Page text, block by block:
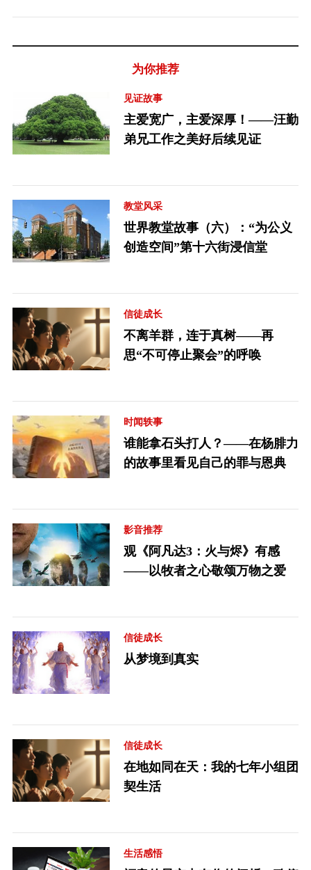
为你推荐
见证故事
主爱宽广，主爱深厚！——汪勤
弟兄工作之美好后续见证
教堂风采
世界教堂故事（六）：“为公义
创造空间”第十六街浸信堂
信徒成长
不离羊群，连于真树——再
思“不可停止聚会”的呼唤
时闻轶事
谁能拿石头打人？——在杨腓力
的故事里看见自己的罪与恩典
影音推荐
观《阿凡达3：火与烬》有感
——以牧者之心敬颂万物之爱
信徒成长
从梦境到真实
信徒成长
在地如同在天：我的七年小组团
契生活
生活感悟